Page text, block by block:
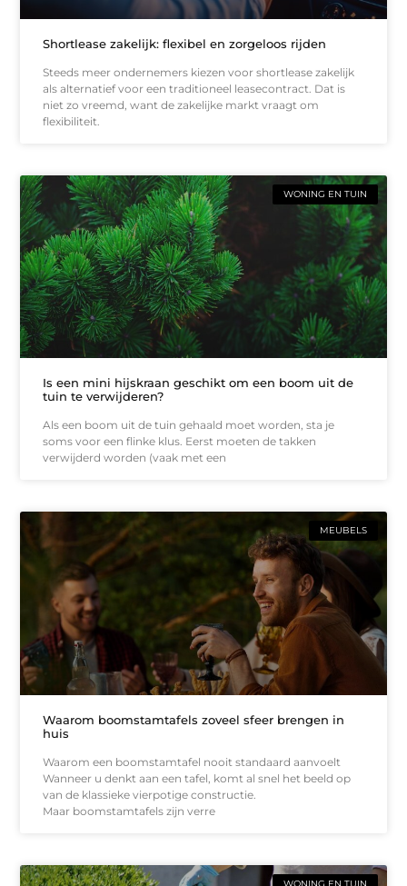
Shortlease zakelijk: flexibel en zorgeloos rijden
Steeds meer ondernemers kiezen voor shortlease zakelijk
als alternatief voor een traditioneel leasecontract. Dat is
niet zo vreemd, want de zakelijke markt vraagt om
flexibiliteit.
WONING EN TUIN
Is een mini hijskraan geschikt om een boom uit de
tuin te verwijderen?
Als een boom uit de tuin gehaald moet worden, sta je
soms voor een flinke klus. Eerst moeten de takken
verwijderd worden (vaak met een
MEUBELS
Waarom boomstamtafels zoveel sfeer brengen in
huis
Waarom een boomstamtafel nooit standaard aanvoelt
Wanneer u denkt aan een tafel, komt al snel het beeld op
van de klassieke vierpotige constructie.
Maar boomstamtafels zijn verre